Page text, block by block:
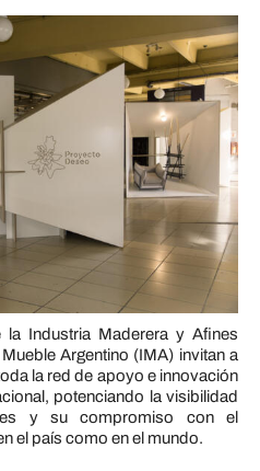
la Industria Maderera y Afines
MuebleArgentino (IMA) invitan a
la red de apoyo e innovación
potenciando la visibilidad
y su compromiso con el
el país como en el mundo.